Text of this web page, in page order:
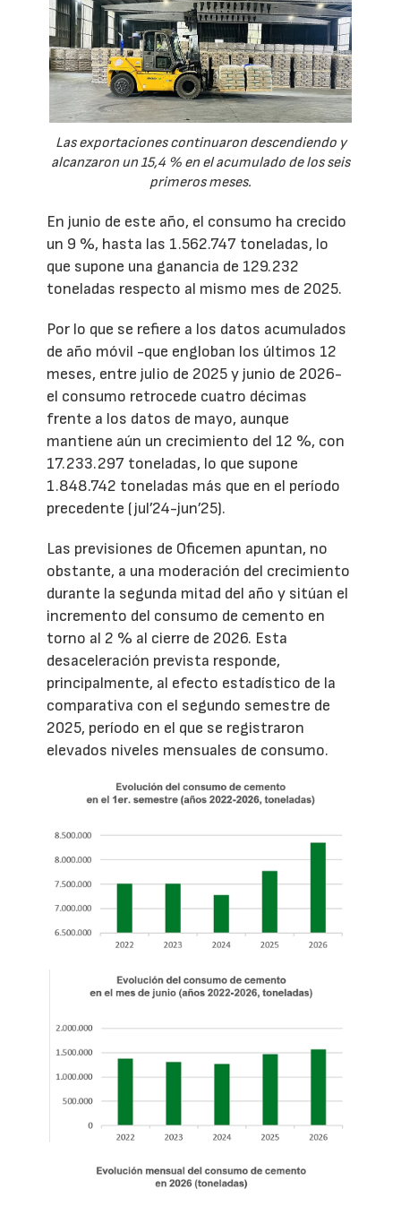
Las exportaciones continuaron descendiendo y
alcanzaron un 15,4 % en el acumulado de los seis
primeros meses.
En junio de este año, el consumo ha crecido
un 9 %, hasta las 1.562.747 toneladas, lo
que supone una ganancia de 129.232
toneladas respecto al mismo mes de 2025.
Por lo que se refiere a los datos acumulados
de año móvil -que engloban los últimos 12
meses, entre julio de 2025 y junio de 2026-
el consumo retrocede cuatro décimas
frente a los datos de mayo, aunque
mantiene aún un crecimiento del 12 %, con
17.233.297 toneladas, lo que supone
1.848.742 toneladas más que en el período
precedente (jul’24-jun’25).
Las previsiones de Oficemen apuntan, no
obstante, a una moderación del crecimiento
durante la segunda mitad del año y sitúan el
incremento del consumo de cemento en
torno al 2 % al cierre de 2026. Esta
desaceleración prevista responde,
principalmente, al efecto estadístico de la
comparativa con el segundo semestre de
2025, período en el que se registraron
elevados niveles mensuales de consumo.